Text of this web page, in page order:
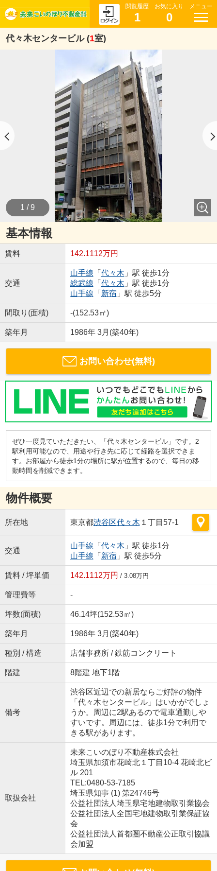
閲覧履歴
1
お気に入り
0
メニュー
代々木センタービル (1室)
1 / 9
基本情報
賃料 142.1112万円
交通
山手線 「 代々木 」駅 徒歩1分
総武線 「 代々木 」駅 徒歩1分
山手線 「 新宿 」駅 徒歩5分
間取り(面積) -(152.53㎡)
築年月 1986年 3月(築40年)
お問い合わせ(無料)
ぜひ一度見ていただきたい、「代々木センタービル」です。2
駅利用可能なので、用途や行き先に応じて経路を選択できま
す。お部屋から徒歩1分の場所に駅が位置するので、毎日の移
動時間を削減できます。
物件概要
所在地 東京都渋谷区代々木 １丁目57-1
交通
山手線 「 代々木 」駅 徒歩1分
山手線 「 新宿 」駅 徒歩5分
賃料 / 坪単価 142.1112万円 / 3.08万円
管理費等 -
坪数(面積) 46.14坪(152.53㎡)
築年月 1986年 3月(築40年)
種別 / 構造 店舗事務所 / 鉄筋コンクリート
階建 8階建 地下1階
備考
渋谷区近辺での新居ならご好評の物件
「代々木センタービル」はいかがでしょ
うか。周辺に2駅あるので電車通勤しや
すいです。周辺には、徒歩1分で利用で
きる駅があります。
取扱会社
未来こいのぼり不動産株式会社
埼玉県加須市花崎北１丁目10-4 花崎北ビ
ル 201
TEL:0480-53-7185
埼玉県知事 (1) 第24746号
公益社団法人埼玉県宅地建物取引業協会
公益社団法人全国宅地建物取引業保証協
会
公益社団法人首都圏不動産公正取引協議
会加盟